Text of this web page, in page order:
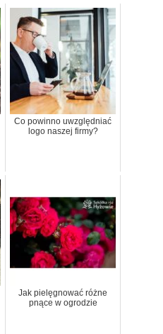
Co powinno uwzględniać
logo naszej firmy?
Jak pielęgnować różne
pnące w ogrodzie